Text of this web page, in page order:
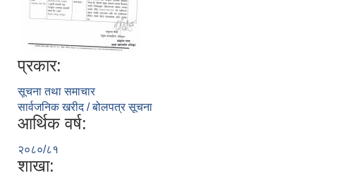
प्रकार:
सूचना तथा समाचार
सार्वजनिक खरीद / बोलपत्र सूचना
आर्थिक वर्ष:
२०८०/८१
शाखा: